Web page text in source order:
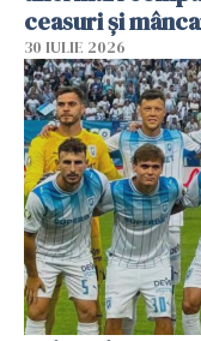
ceasuri și
30 IULIE 2026